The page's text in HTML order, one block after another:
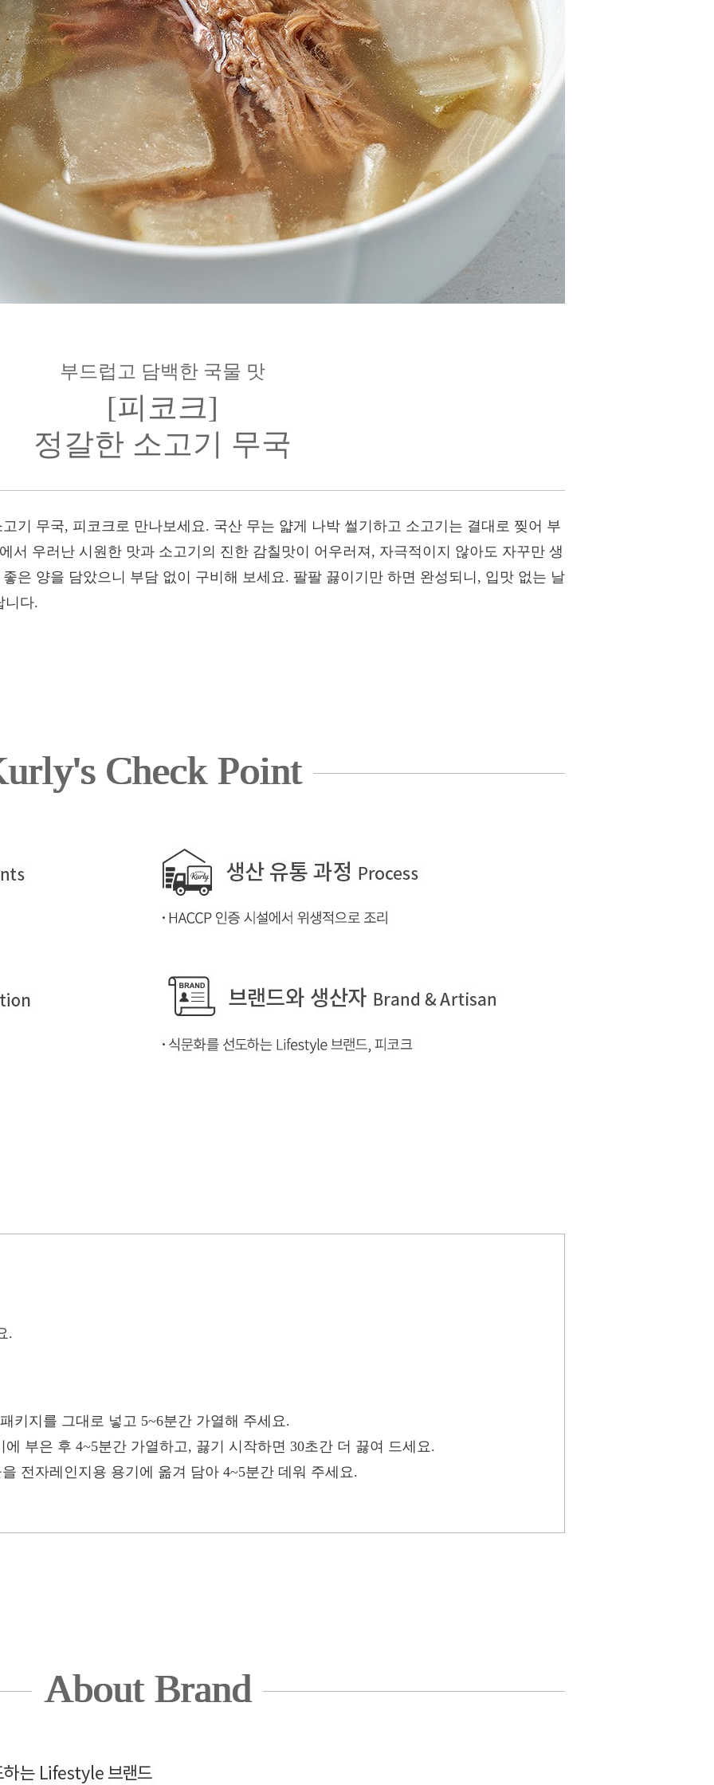
부드럽고 담백한 국물 맛
[피코크]
정갈한 소고기 무국
기 무국, 피코크로 만나보세요. 국산 무는 얇게 나박 썰기하고 소고기는 결대로 찢어 부
서 우러난 시원한 맛과 소고기의 진한 감칠맛이 어우러져, 자극적이지 않아도 자꾸만 생
은 양을 담았으니 부담 없이 구비해 보세요. 팔팔 끓이기만 하면 완성되니, 입맛 없는 날
니다.
Check Point
.
키지를 그대로 넣고 5~6분간 가열해 주세요.
부은 후 4~5분간 가열하고, 끓기 시작하면 30초간 더 끓여 드세요.
전자레인지용 용기에 옮겨 담아 4~5분간 데워 주세요.
About Brand